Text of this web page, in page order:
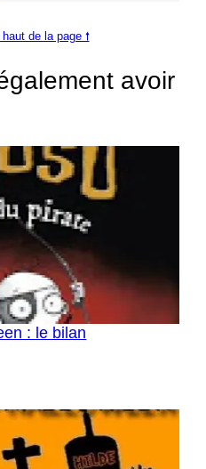
de la page 🠕
avoir
: le bilan